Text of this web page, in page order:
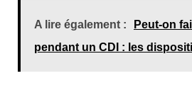
A lire également :
Peut-on
pendant un CDI : les